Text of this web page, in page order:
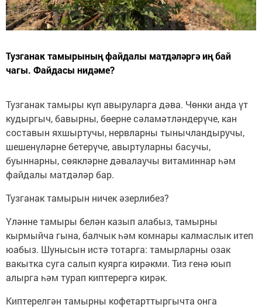
Тузганак тамырының файдалы матдәләргә иң бай
чагы. Файдасы нидәме?
Тузганак тамыры күп авыруларга дәва. Чөнки анда үт
кудыргыч, бавырны, бөерне сәламәтләндерүче, кан
составын яхшыртучы, нервларны тынычландыручы,
шешенүләрне бетерүче, авыртуларны басучы,
буыннарны, сөякләрне дәвалаучы витаминнар һәм
файдалы матдәләр бар.
Тузганак тамырын ничек әзерлибез?
Үләнне тамыры белән казып алабыз, тамырны
кырмыйча гына, балчык һәм комнары калмаслык итеп
юабыз. Шунысын истә тотарга: тамырларны озак
вакытка суга салып куярга кирәкми. Тиз генә юып
алырга һәм турап киптерергә кирәк.
Киптерелгән тамырны кофетарттыргычта онга